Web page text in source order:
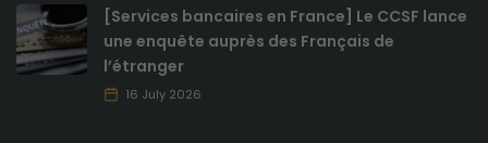
[Services bancaires en France] Le CCSF lance
une enquête auprès des Français de
l’étranger
16 July 2026